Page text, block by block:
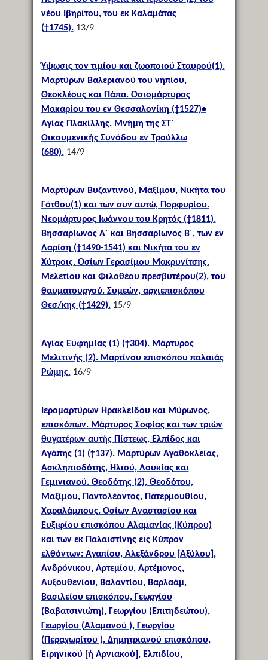
νέου Ιβηρίτου, του εκ Καλαμάτας
(†1745).13/9
Ύψωσις τον τιμίου και ζωοποιού Σταυρού(1).
Μαρτύρων Βαλεριανού του νηπίου,
Θεοκλέους και Πάπα. Οσιομάρτυρος
Μακαρίου του εν Θεσσαλονίκη (†1527)•
Αγίας Πλακίλλης. Μνήμη της ΣΤ΄
Οικουμενικής Συνόδου εν Τρούλλω
(680).14/9
Μαρτύρων Βυζαντινού, Μαξίμου, Νικήτα του
Γότθου(1) και των συν αυτώ, Πορφυρίου.
Νεομάρτυρος Ιωάννου του Κρητός (†1811).
Βησσαρίωνος Α` και Βησσαρίωνος Β`, των εν
Λαρίση (†1490-1541) και Νικήτα του εν
Χύτροις. Οσίων Γερασίμου Μακρυνίτσης.
Μελετίου και Φιλοθέου πρεσβυτέρου(2), του
θαυματουργού. Συμεών, αρχιεπισκόπου
Θεσ/κης (†1429).15/9
Αγίας Ευφημίας (1) (†304). Μάρτυρος
Μελιτινής (2). Μαρτίνου επισκόπου παλαιάς
Ρώμης.16/9
Ιερομαρτύρων Ηρακλείδου και Μύρωνος,
επισκόπων. Μάρτυρος Σοφίας και των τριών
θυγατέρων αυτής Πίστεως, Ελπίδος και
Αγάπης (1) (†137). Μαρτύρων Αγαθοκλείας,
Ασκληπιοδότης, Ηλιού, Λουκίας και
Γεμινιανού. Θεοδότης (2), Θεοδότου,
Μαξίμου, Παντολέοντος, Πατερμουθίου,
Χαραλάμπους. Οσίων Αναστασίου και
Ευξιφίου επισκόπου Αλαμανίας (Κύπρου)
και των εκ Παλαιστίνης εις Κύπρον
ελθόντων: Αγαπίου, Αλεξάνδρου [Αξύλου],
Ανδρόνικου, Αρτεμίου, Αρτέμονος,
Αυξουθενίου, Βαλαντίου, Βαρλαάμ,
Βασιλείου επισκόπου, Γεωργίου
(Βαβατσινιώτη), Γεωργίου (Επιτηδεώτου),
Γεωργίου (Αλαμανού ), Γεωργίου
(Περαχωρίτου ), Δημητριανού επισκόπου,
Ειρηνικού [ή Αρνιακού], Ελπιδίου,